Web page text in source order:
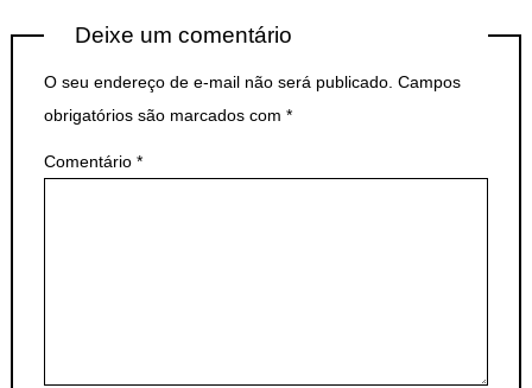
Deixe um comentário
O seu endereço de e-mail não será publicado. Campos
obrigatórios são marcados com *
Comentário *